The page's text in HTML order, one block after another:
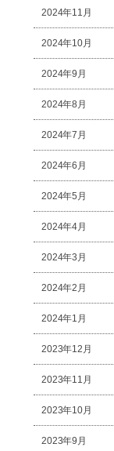
2024年11月
2024年10月
2024年9月
2024年8月
2024年7月
2024年6月
2024年5月
2024年4月
2024年3月
2024年2月
2024年1月
2023年12月
2023年11月
2023年10月
2023年9月